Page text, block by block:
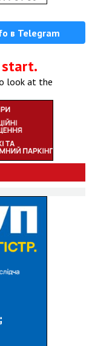
в Telegram
start.
look at the